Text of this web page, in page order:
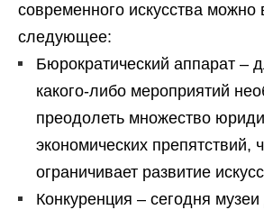
современного искусства можно
следующее:
Бюрократический аппарат –
какого-либо мероприятий
преодолеть множество
экономических препятствий,
ограничивает развитие
Конкуренция – сегодня